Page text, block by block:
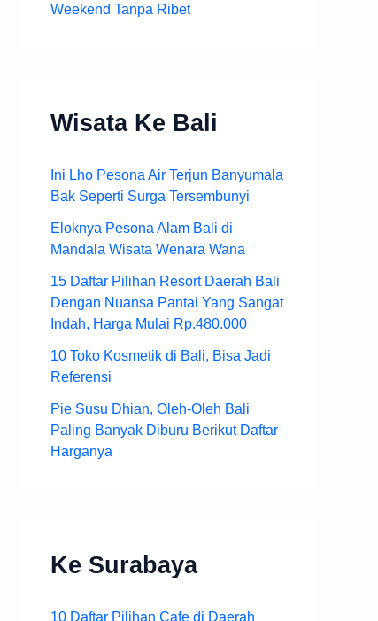
Weekend Tanpa Ribet
Wisata Ke Bali
Ini Lho Pesona Air Terjun Banyumala
Bak Seperti Surga Tersembunyi
Eloknya Pesona Alam Bali di
Mandala Wisata Wenara Wana
15 Daftar Pilihan Resort Daerah Bali
Dengan Nuansa Pantai Yang Sangat
Indah, Harga Mulai Rp.480.000
10 Toko Kosmetik di Bali, Bisa Jadi
Referensi
Pie Susu Dhian, Oleh-Oleh Bali
Paling Banyak Diburu Berikut Daftar
Harganya
Ke Surabaya
10 Daftar Pilihan Cafe di Daerah